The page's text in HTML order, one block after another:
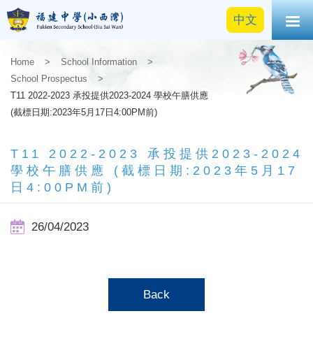
中文
Home > School Information
>
School Prospectus
>
T11 2022-2023 承投提供2023-2024 學校午膳供應
(截標日期:2023年5月17日4:00PM前)
T11 2022-2023 承投提供2023-2024
學校午膳供應 (截標日期:2023年5月17
日4:00PM前)
26/04/2023
Back